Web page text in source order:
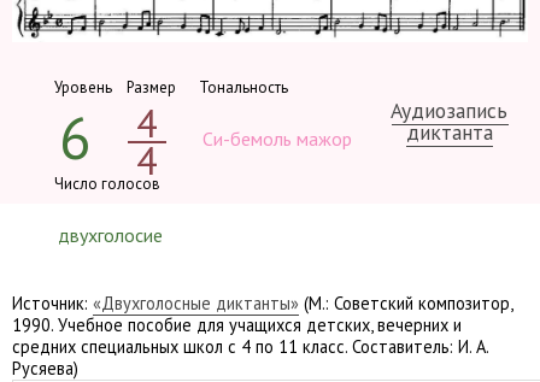
Уровень
6
Размер
4
4
Тональность
Си-бемоль мажор
Число голосов
двухголосие
Источник: «Двухголосные диктанты» (М.: Советский композитор,
1990. Учебное пособие для учащихся детских, вечерних и
средних специальных школ с 4 по 11 класс. Составитель: И. А.
Русяева)
Аудиозапись
диктанта